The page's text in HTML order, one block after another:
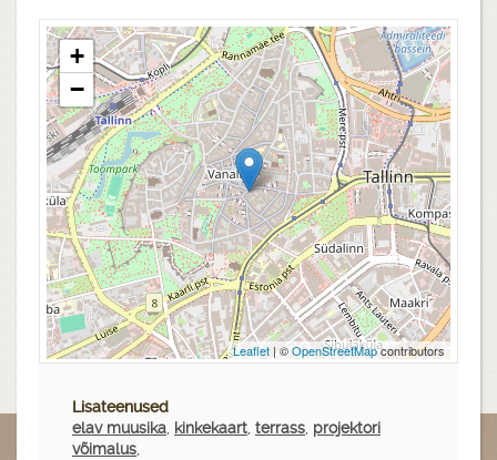
+
−
Leaflet | ©OpenStreetMapcontributors
Lisateenused
elav muusika, kinkekaart, terrass, projektori
võimalus,